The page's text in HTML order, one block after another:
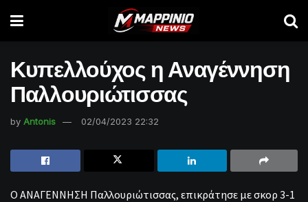
Κυπελλούχος η Αναγέννηση
Παλλουριώτισσας
by Antonis 02/04/2023 22:32
Ο ΑΝΑΓΕΝΝΗΣΗ Παλλουριώτισσας, επικράτησε με σκορ 3-1